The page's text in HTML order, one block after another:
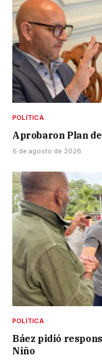
POLÍTICA
Aprobaron Plan
6 de agosto de 2026
POLÍTICA
Báez pidió
Niño